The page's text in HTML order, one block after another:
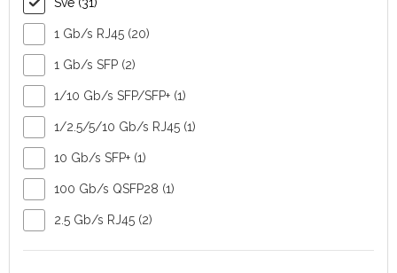
1 Gb/s RJ45 (20)
1 Gb/s SFP (2)
1/10 Gb/s SFP/SFP+ (1)
1/2.5/5/10 Gb/s RJ45 (1)
10 Gb/s SFP+ (1)
100 Gb/s QSFP28 (1)
2.5 Gb/s RJ45 (2)
Switch Ruckus
ICX7550-48ZP
Tip uređaja:
Vendor:
Commscope
Broj downlink
portova:
Broj uplink